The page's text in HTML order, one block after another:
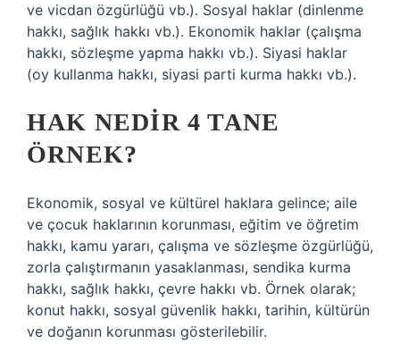
ve vicdan özgürlüğü vb.). Sosyal haklar (dinlenme
hakkı, sağlık hakkı vb.). Ekonomik haklar (çalışma
hakkı, sözleşme yapma hakkı vb.). Siyasi haklar
(oy kullanma hakkı, siyasi parti kurma hakkı vb.).
HAK NEDIR 4 TANE
ÖRNEK?
Ekonomik, sosyal ve kültürel haklara gelince; aile
ve çocuk haklarının korunması, eğitim ve öğretim
hakkı, kamu yararı, çalışma ve sözleşme özgürlüğü,
zorla çalıştırmanın yasaklanması, sendika kurma
hakkı, sağlık hakkı, çevre hakkı vb. Örnek olarak;
konut hakkı, sosyal güvenlik hakkı, tarihin, kültürün
ve doğanın korunması gösterilebilir.